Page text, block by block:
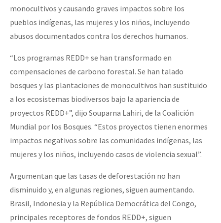
monocultivos y causando graves impactos sobre los
pueblos indígenas, las mujeres y los niños, incluyendo
abusos documentados contra los derechos humanos.
“Los programas REDD+ se han transformado en
compensaciones de carbono forestal. Se han talado
bosques y las plantaciones de monocultivos han sustituido
a los ecosistemas biodiversos bajo la apariencia de
proyectos REDD+”, dijo Souparna Lahiri, de la Coalición
Mundial por los Bosques. “Estos proyectos tienen enormes
impactos negativos sobre las comunidades indígenas, las
mujeres y los niños, incluyendo casos de violencia sexual”.
Argumentan que las tasas de deforestación no han
disminuido y, en algunas regiones, siguen aumentando.
Brasil, Indonesia y la República Democrática del Congo,
principales receptores de fondos REDD+, siguen